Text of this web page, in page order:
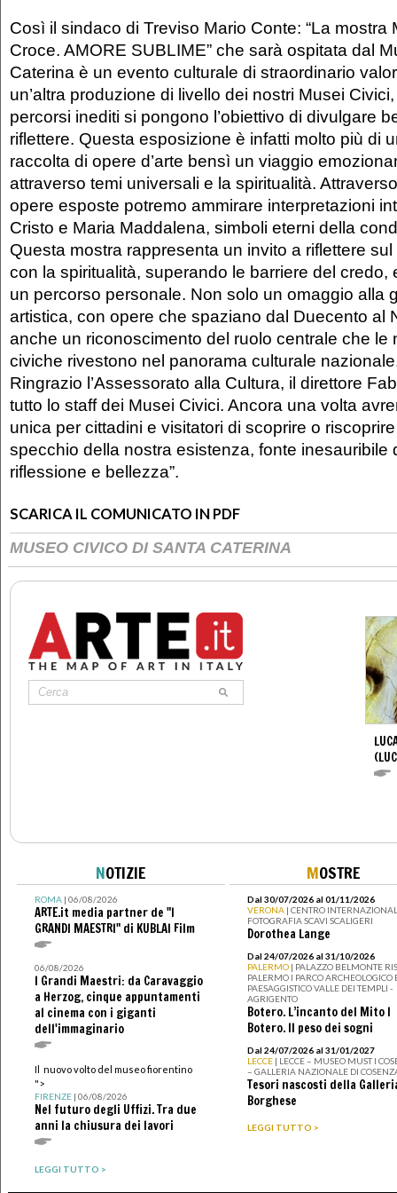
Così il sindaco di Treviso Mario Conte: “La mostra
Croce. AMORE SUBLIME” che sarà ospitata dal
Caterina è un evento culturale di straordinario
un’altra produzione di livello dei nostri Musei
percorsi inediti si pongono l’obiettivo di divulgare
riflettere. Questa esposizione è infatti molto più di
raccolta di opere d’arte bensì un viaggio
attraverso temi universali e la spiritualità.
opere esposte potremo ammirare interpretazioni
Cristo e Maria Maddalena, simboli eterni della
Questa mostra rappresenta un invito a riflettere
con la spiritualità, superando le barriere del credo,
un percorso personale. Non solo un omaggio alla
artistica, con opere che spaziano dal Duecento al
anche un riconoscimento del ruolo centrale che le
civiche rivestono nel panorama culturale
Ringrazio l’Assessorato alla Cultura, il direttore
tutto lo staff dei Musei Civici. Ancora una volta
unica per cittadini e visitatori di scoprire o riscoprire
specchio della nostra esistenza, fonte inesauribile
riflessione e bellezza”.
SCARICA IL COMUNICATO IN PDF
MUSEO CIVICO DI SANTA CATERINA
NOTIZIE
ROMA| 06/08/2026
ARTE.it media partner de "I
GRANDI MAESTRI" di KUBLAI Film
06/08/2026
I Grandi Maestri: da Caravaggio
a Herzog, cinque appuntamenti
al cinema con i giganti
dell'immaginario
Il nuovo volto del museo fiorentino
">
FIRENZE| 06/08/2026
Nel futuro degli Uffizi. Tra due
anni la chiusura dei lavori
LEGGI TUTTO >
MOSTRE
Dal 30/07/2026 al 01/11/2026
VERONA | CENTRO
FOTOGRAFIA SCAVI SCALIGERI
Dorothea Lange
Dal 24/07/2026 al 31/10/2026
PALERMO | PALAZZO BELMONTE
PALERMO I PARCO ARCHEOLOGICO
PAESAGGISTICO VALLE DEI TEMPLI -
AGRIGENTO
Botero. L’incanto del Mito I
Botero. Il peso dei sogni
Dal 24/07/2026 al 31/01/2027
LECCE | LECCE – MUSEO MUST I
– GALLERIA NAZIONALE DI
Tesori nascosti della
Borghese
LEGGI TUTTO >